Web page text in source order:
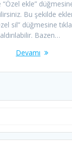
ekle”
Bu şekilde
sil” düğmesine
Bazen…
Devamı